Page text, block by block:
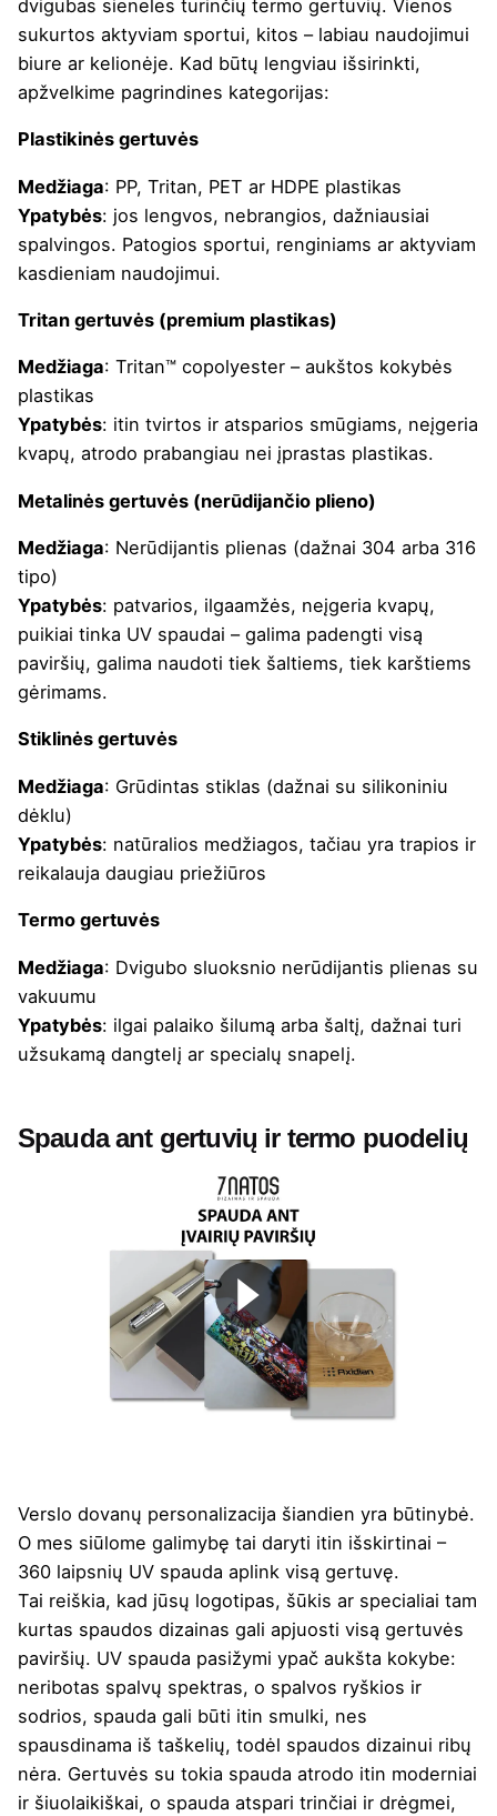
dvigubas sieneles turinčių termo gertuvių. Vienos
sukurtos aktyviam sportui, kitos – labiau naudojimui
biure ar kelionėje. Kad būtų lengviau išsirinkti,
apžvelkime pagrindines kategorijas:
Plastikinės gertuvės
Medžiaga: PP, Tritan, PET ar HDPE plastikas
Ypatybės: jos lengvos, nebrangios, dažniausiai
spalvingos. Patogios sportui, renginiams ar aktyviam
kasdieniam naudojimui.
Tritan gertuvės (premium plastikas)
Medžiaga: Tritan™ copolyester – aukštos kokybės
plastikas
Ypatybės: itin tvirtos ir atsparios smūgiams, neįgeria
kvapų, atrodo prabangiau nei įprastas plastikas.
Metalinės gertuvės (nerūdijančio plieno)
Medžiaga: Nerūdijantis plienas (dažnai 304 arba 316
tipo)
Ypatybės: patvarios, ilgaamžės, neįgeria kvapų,
puikiai tinka UV spaudai – galima padengti visą
paviršių, galima naudoti tiek šaltiems, tiek karštiems
gėrimams.
Stiklinės gertuvės
Medžiaga: Grūdintas stiklas (dažnai su silikoniniu
dėklu)
Ypatybės: natūralios medžiagos, tačiau yra trapios ir
reikalauja daugiau priežiūros
Termo gertuvės
Medžiaga: Dvigubo sluoksnio nerūdijantis plienas su
vakuumu
Ypatybės: ilgai palaiko šilumą arba šaltį, dažnai turi
užsukamą dangtelį ar specialų snapelį.
Spauda ant gertuvių ir termo puodelių
Verslo dovanų personalizacija šiandien yra būtinybė.
O mes siūlome galimybę tai daryti itin išskirtinai –
360 laipsnių UV spauda aplink visą gertuvę.
Tai reiškia, kad jūsų logotipas, šūkis ar specialiai tam
kurtas spaudos dizainas gali apjuosti visą gertuvės
paviršių. UV spauda pasižymi ypač aukšta kokybe:
neribotas spalvų spektras, o spalvos ryškios ir
sodrios, spauda gali būti itin smulki, nes
spausdinama iš taškelių, todėl spaudos dizainui ribų
nėra. Gertuvės su tokia spauda atrodo itin moderniai
ir šiuolaikiškai, o spauda atspari trinčiai ir drėgmei,